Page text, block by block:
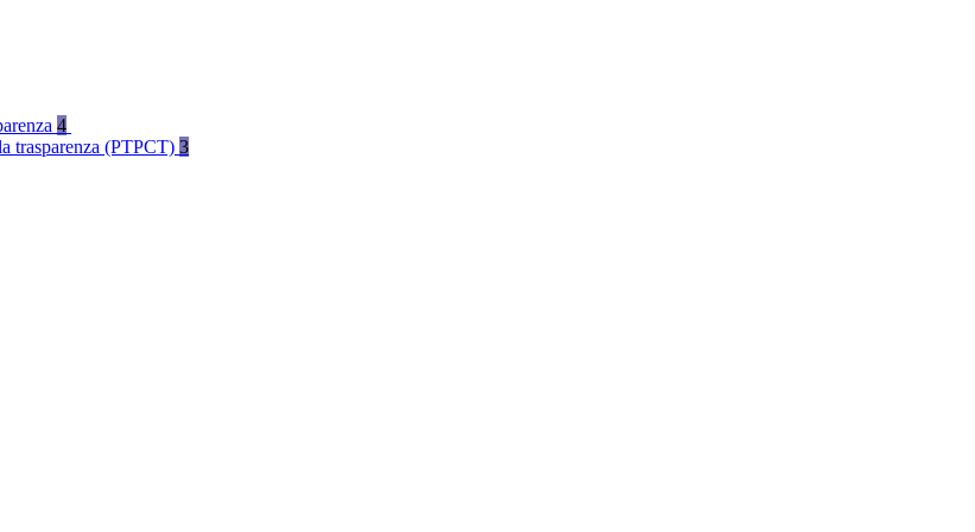
4
trasparenza (PTPCT) 3